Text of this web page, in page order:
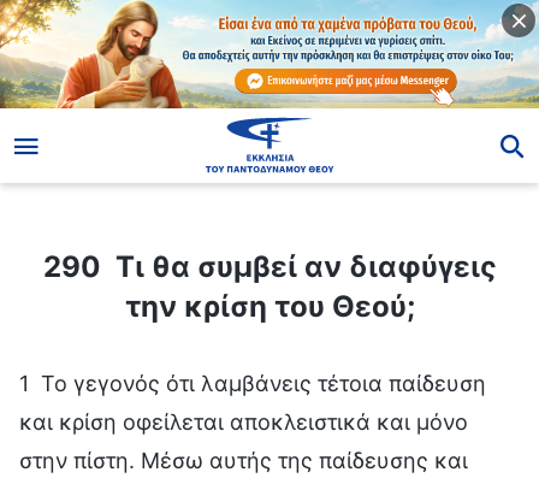
290 Τι θα συμβεί αν διαφύγεις την κρίση του Θεού;
290 Τι θα συμβεί αν διαφύγεις
την κρίση του Θεού;
1 Το γεγονός ότι λαμβάνεις τέτοια παίδευση
και κρίση οφείλεται αποκλειστικά και μόνο
στην πίστη. Μέσω αυτής της παίδευσης και